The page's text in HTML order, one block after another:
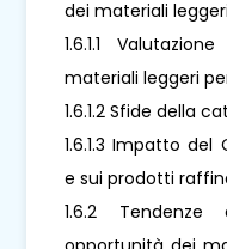
dei materiali
1.6.1.1
materiali leggeri
1.6.1.2 Sfide della
1.6.1.3 Impatto del
e sui prodotti
1.6.2